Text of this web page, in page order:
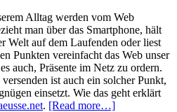
Alltag werden vom Web
man über das Smartphone, hält
Welt auf dem Laufenden oder liest
Punkten vereinfacht das Web unser
auch, Präsente im Netz zu ordern.
ist auch ein solcher Punkt,
einsetzt. Wie das geht erklärt
. [Read more…]about